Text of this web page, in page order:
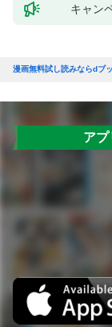
キャン
漫画無料試し読みならdブ
アプ